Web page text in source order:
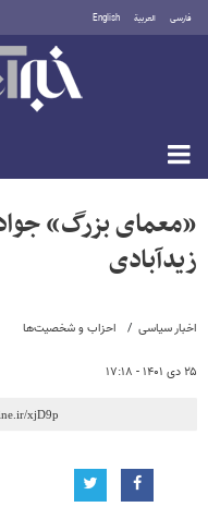
فارسی العربية English
جمعه ۱۶ مرداد ۱۴۰۵
اخبار سیاسی احزاب و شخصیت‌ها
۲۵ دی ۱۴۰۱ - ۱۷:۱۸
«معمای بزرگ»
زیدآبادی